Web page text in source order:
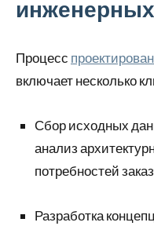
Процесс
включает несколько
Сбор исходных
анализ
потребностей
Разработка